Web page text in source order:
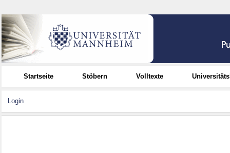
Startseite Stöbern Volltexte
Login